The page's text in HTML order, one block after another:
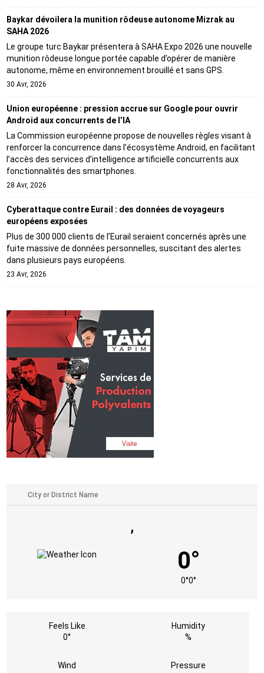
Baykar dévoilera la munition rôdeuse autonome Mizrak au
SAHA 2026
Le groupe turc Baykar présentera à SAHA Expo 2026 une nouvelle
munition rôdeuse longue portée capable d’opérer de manière
autonome, même en environnement brouillé et sans GPS.
30 Avr, 2026
Union européenne : pression accrue sur Google pour ouvrir
Android aux concurrents de l’IA
La Commission européenne propose de nouvelles règles visant à
renforcer la concurrence dans l’écosystème Android, en facilitant
l’accès des services d’intelligence artificielle concurrents aux
fonctionnalités des smartphones.
28 Avr, 2026
Cyberattaque contre Eurail : des données de voyageurs
européens exposées
Plus de 300 000 clients de l’Eurail seraient concernés après une
fuite massive de données personnelles, suscitant des alertes
dans plusieurs pays européens.
23 Avr, 2026
,
0°
0°0°
Feels Like
0°
Humidity
%
Wind
Pressure